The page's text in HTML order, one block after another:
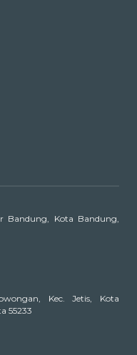
Bandung, Kota Bandung,
Kec. Jetis, Kota
55233